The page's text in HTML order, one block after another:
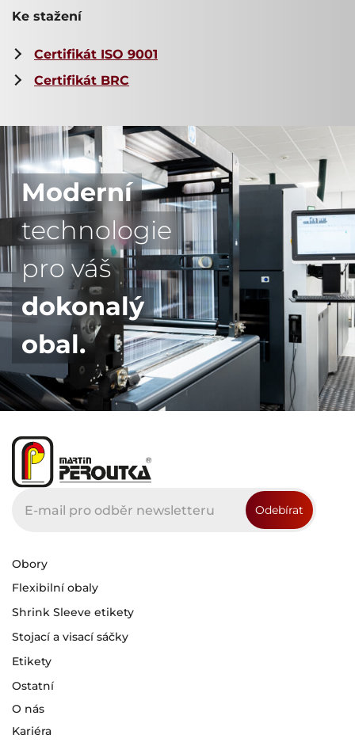
Ke stažení
Certifikát ISO 9001
Certifikát BRC
Moderní
technologie
pro váš
dokonalý
obal.
Obory
Flexibilní obaly
Shrink Sleeve etikety
Stojací a visací sáčky
Etikety
Ostatní
O nás
Kariéra